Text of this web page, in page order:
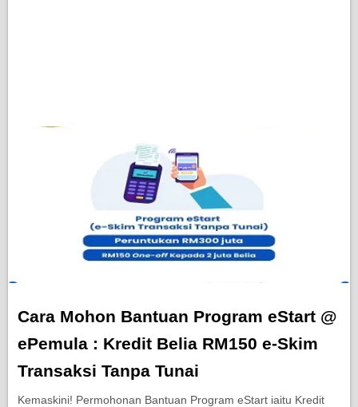
Cara Mohon Bantuan Program eStart @
ePemula : Kredit Belia RM150 e-Skim
Transaksi Tanpa Tunai
Kemaskini! Permohonan Bantuan Program eStart iaitu Kredit